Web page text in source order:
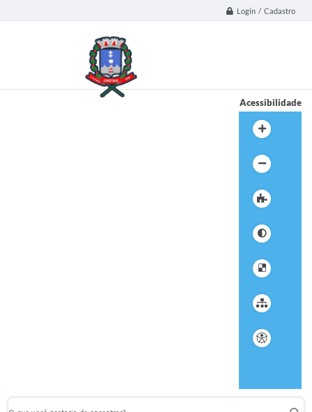
Login / Cadastro
Acessibilidade